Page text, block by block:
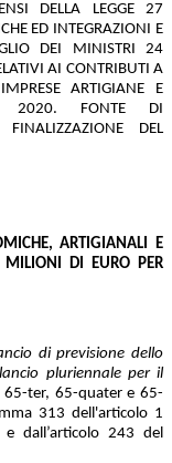
DELLA LEGGE 27
ED INTEGRAZIONI E
DEI MINISTRI 24
AI CONTRIBUTI A
ARTIGIANE E
2020. FONTE DI
DEL
ARTIGIANALI E
DI EURO PER
di previsione dello
pluriennale per il
ter, 65-quater e 65-
313 dell'articolo 1
dall’articolo 243 del